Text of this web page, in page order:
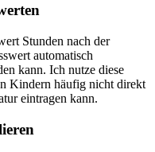
Stunden nach der
automatisch
kann. Ich nutze diese
Kindern häufig nicht direkt
eintragen kann.